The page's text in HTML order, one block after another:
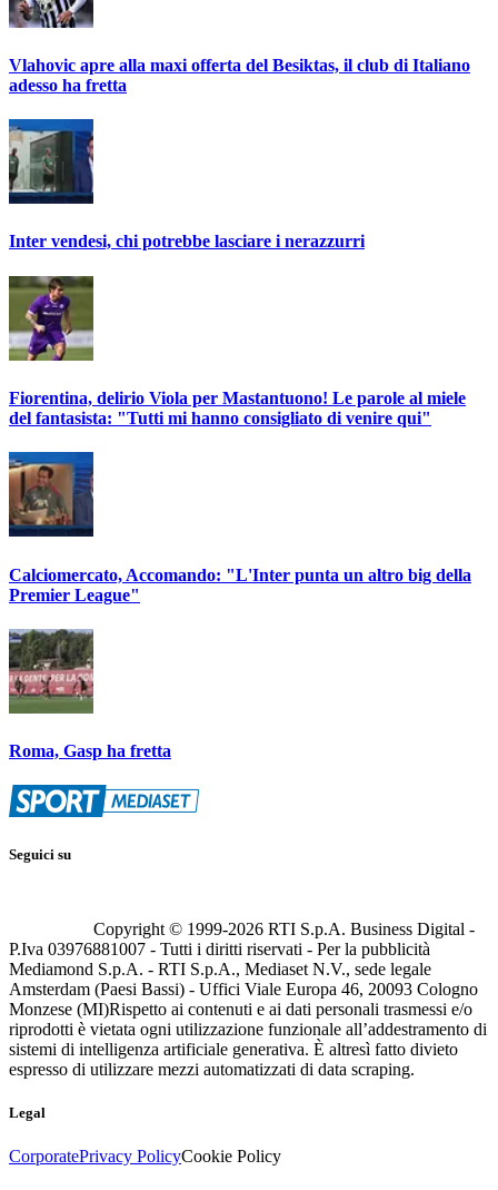
Vlahovic apre alla maxi offerta del Besiktas, il club di Italiano
adesso ha fretta
Inter vendesi, chi potrebbe lasciare i nerazzurri
Fiorentina, delirio Viola per Mastantuono! Le parole al miele
del fantasista: "Tutti mi hanno consigliato di venire qui"
Calciomercato, Accomando: "L'Inter punta un altro big della
Premier League"
Roma, Gasp ha fretta
Seguici su
Copyright © 1999-2026 RTI S.p.A. Business Digital -
P.Iva 03976881007 - Tutti i diritti riservati - Per la pubblicità
Mediamond S.p.A. - RTI S.p.A., Mediaset N.V., sede legale
Amsterdam (Paesi Bassi) - Uffici Viale Europa 46, 20093 Cologno
Monzese (MI)Rispetto ai contenuti e ai dati personali trasmessi e/o
riprodotti è vietata ogni utilizzazione funzionale all’addestramento di
sistemi di intelligenza artificiale generativa. È altresì fatto divieto
espresso di utilizzare mezzi automatizzati di data scraping.
Legal
CorporatePrivacy PolicyCookie Policy